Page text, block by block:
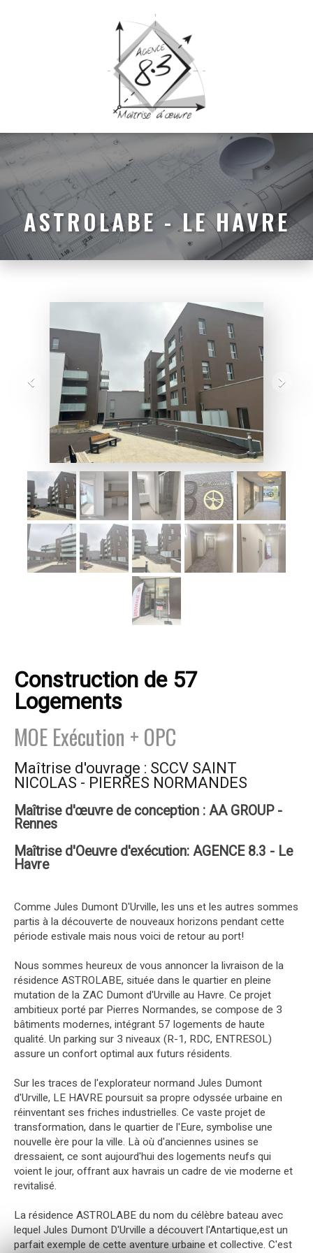
ASTROLABE - LE HAVRE
Construction de 57
Logements
MOE Exécution + OPC
Maîtrise d'ouvrage : SCCV SAINT
NICOLAS - PIERRES NORMANDES
Maîtrise d'œuvre de conception : AA GROUP -
Rennes
Maîtrise d'Oeuvre d'exécution: AGENCE 8.3 - Le
Havre
Comme Jules Dumont D'Urville, les uns et les autres sommes
partis à la découverte de nouveaux horizons pendant cette
période estivale mais nous voici de retour au port!
Nous sommes heureux de vous annoncer la livraison de la
résidence ASTROLABE, située dans le quartier en pleine
mutation de la ZAC Dumont d'Urville au Havre. Ce projet
ambitieux porté par Pierres Normandes, se compose de 3
bâtiments modernes, intégrant 57 logements de haute
qualité. Un parking sur 3 niveaux (R-1, RDC, ENTRESOL)
assure un confort optimal aux futurs résidents.
Sur les traces de l'explorateur normand Jules Dumont
d'Urville, LE HAVRE poursuit sa propre odyssée urbaine en
réinventant ses friches industrielles. Ce vaste projet de
transformation, dans le quartier de l'Eure, symbolise une
nouvelle ère pour la ville. Là où d'anciennes usines se
dressaient, ce sont aujourd'hui des logements neufs qui
voient le jour, offrant aux havrais un cadre de vie moderne et
revitalisé.
La résidence ASTROLABE du nom du célèbre bateau avec
lequel Jules Dumont D'Urville a découvert l'Antartique,est un
parfait exemple de cette aventure urbaine et collective. C'est